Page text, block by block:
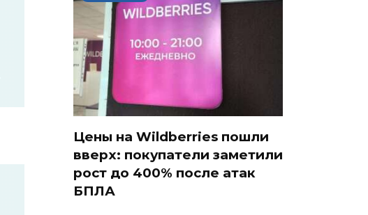
Цены на Wildberries пошли
вверх: покупатели заметили
рост до 400% после атак
БПЛА